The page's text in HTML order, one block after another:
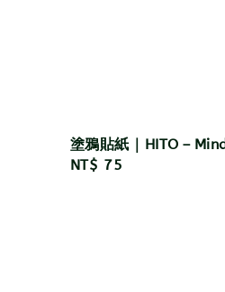
塗鴉貼紙｜HITO－
Regular
NT$ 75